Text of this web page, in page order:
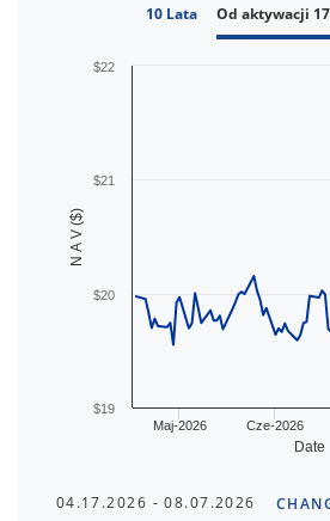
10 Lata Od aktywacji
Date
N A V ($)
Maj-2026 Cze-2026
$19
$20
$21
$22
04.17.2026 - 08.07.2026